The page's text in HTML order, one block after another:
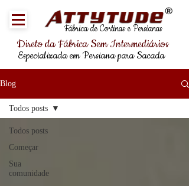
Fábrica de Cortinas e Persianas
®
Direto da Fábrica Sem Intermediários
Especializada em Persiana para Sacada
Blog
Todos posts
Começar
Sua
comunidade
Todos posts